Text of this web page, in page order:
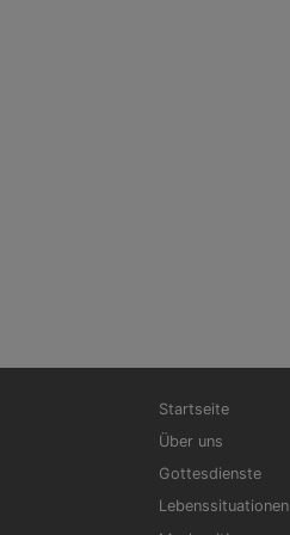
Hauptnavigation
Startseite
Über uns
Gottesdienste
Lebenssituationen